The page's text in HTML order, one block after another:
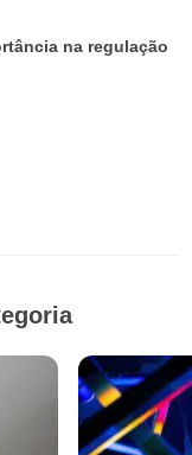
na regulação